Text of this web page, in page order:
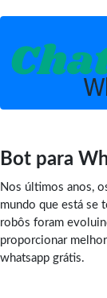
Bot para
Nos últimos anos,
mundo que está se
robôs foram
proporcionar
whatsapp grátis.